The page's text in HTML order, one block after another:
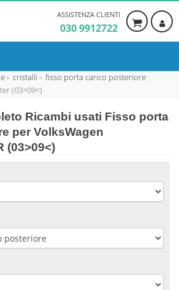
ASSISTENZA CLIENTI
030 9912722
cristalli
fisso porta carico posteriore
(03>09<)
Ricambi usati Fisso porta
per VolksWagen
(03>09<)